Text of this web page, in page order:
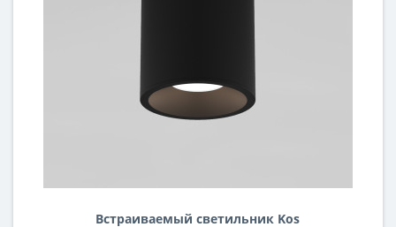
Встраиваемый светильник Kos